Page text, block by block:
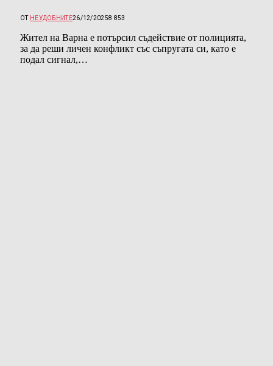
ОТ НЕУДОБНИТЕ26/12/20258 853
Жител на Варна е потърсил съдействие от полицията,
за да реши личен конфликт със съпругата си, като е
подал сигнал,…